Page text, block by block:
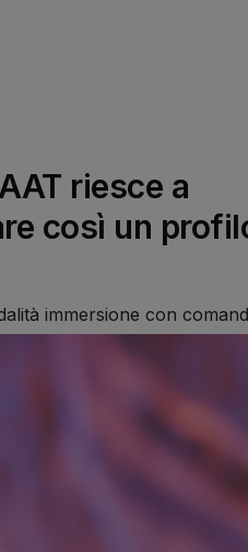
riesce a
così un
immersione con